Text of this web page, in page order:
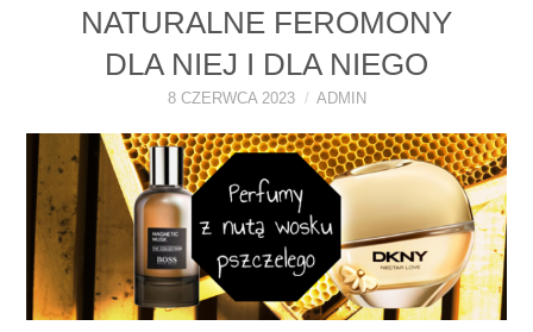
NATURALNE FEROMONY
DLA NIEJ I DLA NIEGO
8 CZERWCA 2023 ADMIN